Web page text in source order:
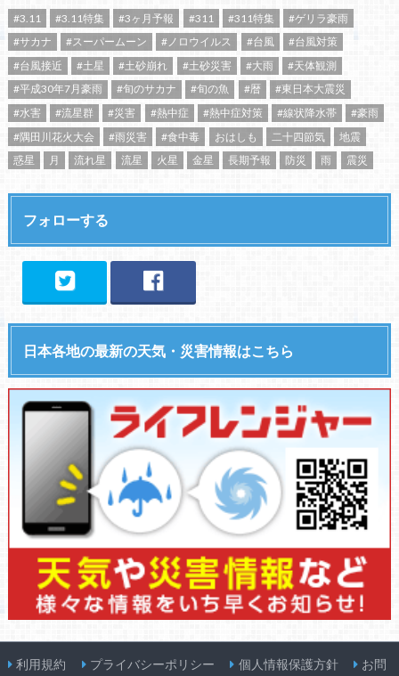
#3.11 #3.11特集 #3ヶ月予報 #311 #311特集
#ゲリラ豪雨
#サカナ
#スーパームーン #ノロウイルス #台風
#台風対策
#台風接近
#土星 #土砂崩れ #土砂災害 #大雨
#天体観測
#平成30年7月豪雨
#旬のサカナ #旬の魚 #暦
#東日本大震災
#水害
#流星群 #災害 #熱中症 #熱中症対策 #線状降水帯
#豪雨
#隅田川花火大会
#雨災害 #食中毒 おはしも 二十四節気
地震
惑星
月 流れ星 流星 火星 金星 長期予報 防災 雨 震災
フォローする
日本各地の最新の天気・災害情報はこちら
利用規約 プライバシーポリシー 個人情報保護方針
お問